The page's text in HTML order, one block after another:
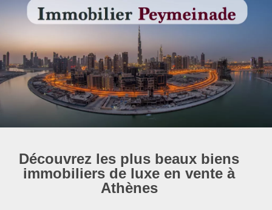
Découvrez les plus beaux biens
immobiliers de luxe en vente à
Athènes